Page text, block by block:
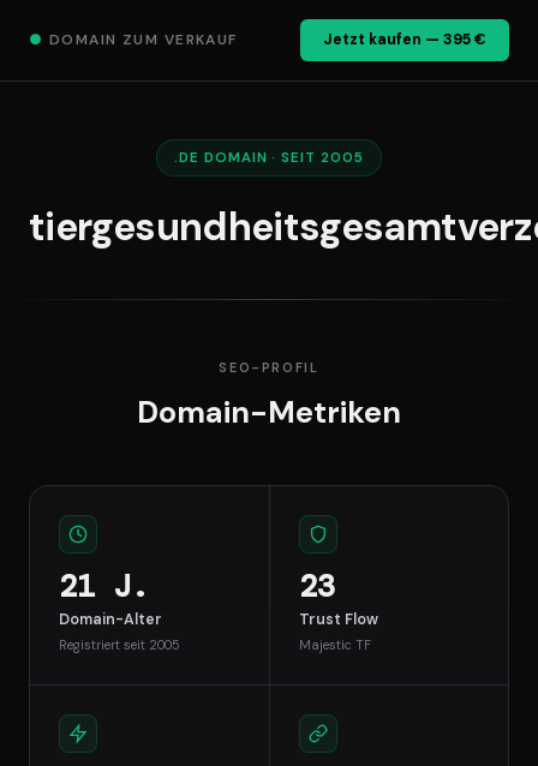
● DOMAIN ZUM VERKAUF Jetzt kaufen — 395 €
.DE DOMAIN · SEIT 2005
SEO-PROFIL
Domain-Metriken
21 J.
Domain-Alter
Registriert seit 2005
23
Trust Flow
Majestic TF